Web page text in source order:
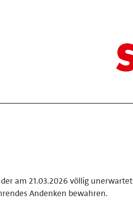
der am 21.03.2026 völlig unerwartet
Andenken bewahren.